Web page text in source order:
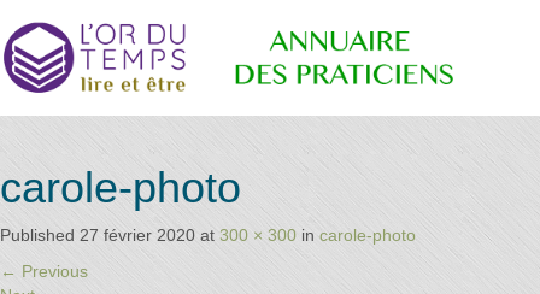
Annuaire
les
praticiens
conseillé
carole-photo
Published 27 février 2020 at 300 × 300 in carole-photo
← Previous